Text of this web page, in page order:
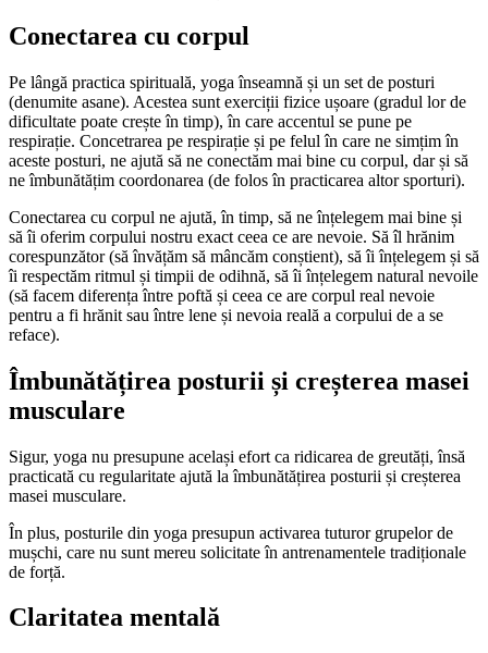
Conectarea cu corpul
Pe lângă practica spirituală, yoga înseamnă și un set de posturi
(denumite asane). Acestea sunt exerciții fizice ușoare (gradul lor de
dificultate poate crește în timp), în care accentul se pune pe
respirație. Concetrarea pe respirație și pe felul în care ne simțim în
aceste posturi, ne ajută să ne conectăm mai bine cu corpul, dar și să
ne îmbunătățim coordonarea (de folos în practicarea altor sporturi).
Conectarea cu corpul ne ajută, în timp, să ne înțelegem mai bine și
să îi oferim corpului nostru exact ceea ce are nevoie. Să îl hrănim
corespunzător (să învățăm să mâncăm conștient), să îi înțelegem și să
îi respectăm ritmul și timpii de odihnă, să îi înțelegem natural nevoile
(să facem diferența între poftă și ceea ce are corpul real nevoie
pentru a fi hrănit sau între lene și nevoia reală a corpului de a se
reface).
Îmbunătățirea posturii și creșterea masei
musculare
Sigur, yoga nu presupune același efort ca ridicarea de greutăți, însă
practicată cu regularitate ajută la îmbunătățirea posturii și creșterea
masei musculare.
În plus, posturile din yoga presupun activarea tuturor grupelor de
mușchi, care nu sunt mereu solicitate în antrenamentele tradiționale
de forță.
Claritatea mentală